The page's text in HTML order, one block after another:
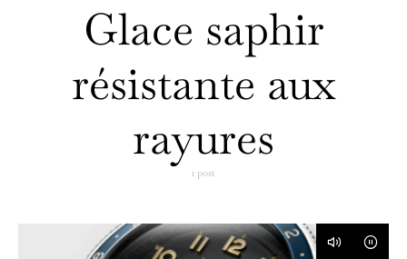
Glace saphir
résistante aux
rayures
1 post